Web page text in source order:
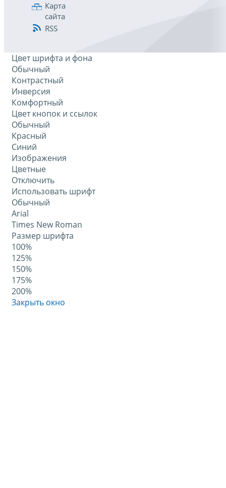
Карта
сайта
RSS
Цвет шрифта и фона
Обычный
Контрастный
Инверсия
Комфортный
Цвет кнопок и ссылок
Обычный
Красный
Синий
Изображения
Цветные
Отключить
Использовать шрифт
Обычный
Arial
Times New Roman
Размер шрифта
100%
125%
150%
175%
200%
Закрыть окно